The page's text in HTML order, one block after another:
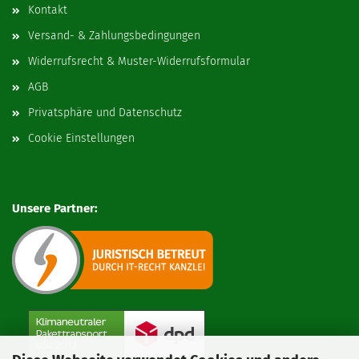
Kontakt
Versand- & Zahlungsbedingungen
Widerrufsrecht & Muster-Widerrufsformular
AGB
Privatsphäre und Datenschutz
Cookie Einstellungen
Unsere Partner: